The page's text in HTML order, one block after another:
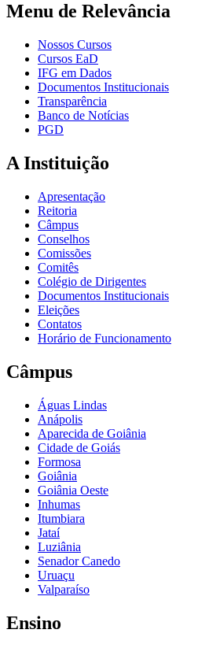
Menu de Relevância
Nossos Cursos
Cursos EaD
IFG em Dados
Documentos Institucionais
Transparência
Banco de Notícias
PGD
A Instituição
Apresentação
Reitoria
Câmpus
Conselhos
Comissões
Comitês
Colégio de Dirigentes
Documentos Institucionais
Eleições
Contatos
Horário de Funcionamento
Câmpus
Águas Lindas
Anápolis
Aparecida de Goiânia
Cidade de Goiás
Formosa
Goiânia
Goiânia Oeste
Inhumas
Itumbiara
Jataí
Luziânia
Senador Canedo
Uruaçu
Valparaíso
Ensino